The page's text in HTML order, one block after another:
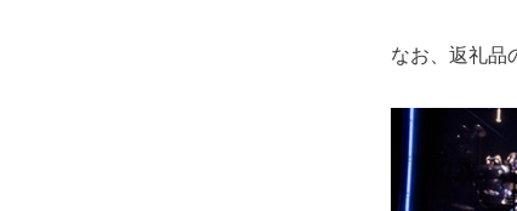
なお、返礼品